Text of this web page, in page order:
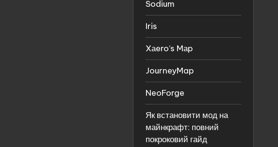
Sodium
Iris
Xаero’s Mаp
JourneyMap
NeoForge
Як встановити мод на
майнкрафт: повний
покроковий гайд